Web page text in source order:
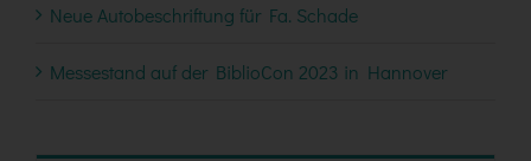
Neue Autobeschriftung für Fa. Schade
Messestand auf der BiblioCon 2023 in Hannover